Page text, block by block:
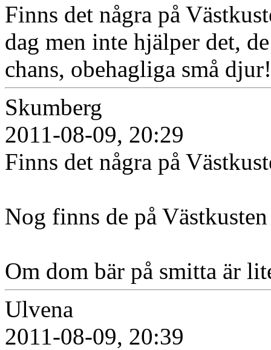
Finns det några på
dag men inte hjälper det,
chans, obehagliga små
Skumberg
2011-08-09, 20:29
Finns det några på
Nog finns de på
Om dom bär på smitta är
Ulvena
2011-08-09, 20:39